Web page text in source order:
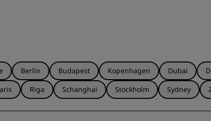
Berlin Budapest Kopenhagen Dubai
Riga Schanghai Stockholm Sydney